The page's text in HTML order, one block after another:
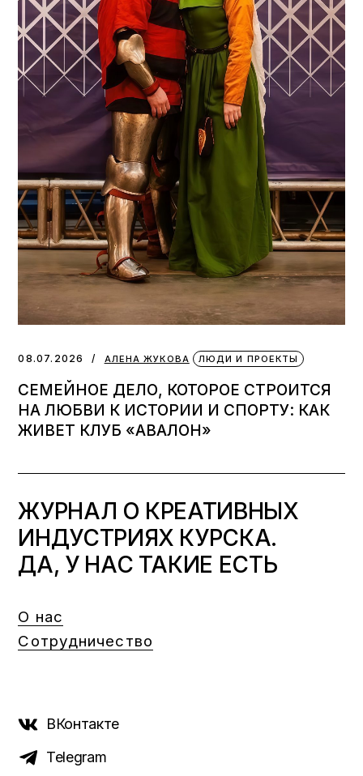
08.07.2026 АЛЕНА ЖУКОВА ЛЮДИ И ПРОЕКТЫ
СЕМЕЙНОЕ ДЕЛО, КОТОРОЕ СТРОИТСЯ
НА ЛЮБВИ К ИСТОРИИ И СПОРТУ: КАК
ЖИВЕТ КЛУБ «АВАЛОН»
ЖУРНАЛ О КРЕАТИВНЫХ
ИНДУСТРИЯХ КУРСКА.
ДА, У НАС ТАКИЕ ЕСТЬ
О нас
Сотрудничество
ВКонтакте
Telegram